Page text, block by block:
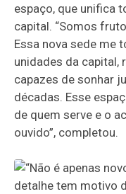
espaço, que unifica
capital. “Somos
Essa nova sede me
unidades da capital,
capazes de sonhar
décadas. Esse
de quem serve e o
ouvido”, completou.